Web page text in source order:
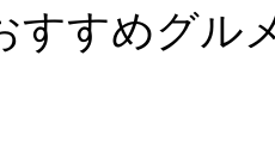
すすめグル